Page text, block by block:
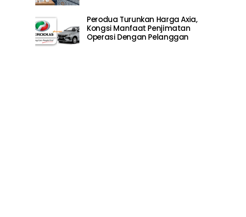
Perodua Turunkan Harga Axia,
Kongsi Manfaat Penjimatan
Operasi Dengan Pelanggan